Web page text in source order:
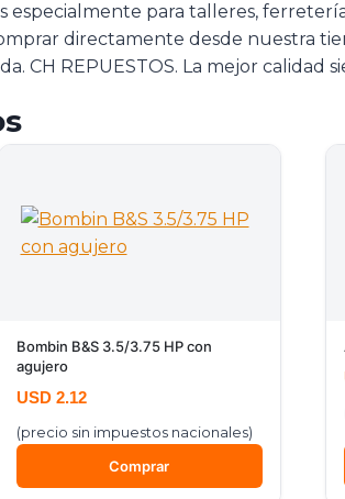
especialmente para talleres,
directamente desde nuestra
CH REPUESTOS. La mejor calidad
Bombin B&S 3.5/3.75 HP con
agujero
USD 2.12
(precio sin impuestos nacionales)
Comprar